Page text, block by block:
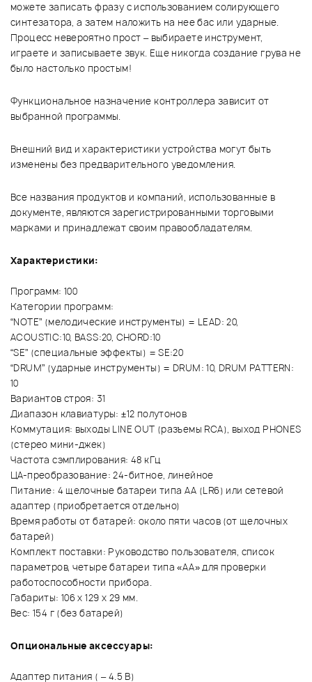
можете записать фразу с использованием солирующего
синтезатора, а затем наложить на нее бас или ударные.
Процесс невероятно прост – выбираете инструмент,
играете и записываете звук. Еще никогда создание грува не
было настолько простым!
Функциональное назначение контроллера зависит от
выбранной программы.
Внешний вид и характеристики устройства могут быть
изменены без предварительного уведомления.
Все названия продуктов и компаний, использованные в
документе, являются зарегистрированными торговыми
марками и принадлежат своим правообладателям.
Характеристики:
Программ: 100
Категории программ:
“NOTE” (мелодические инструменты) = LEAD: 20,
ACOUSTIC:10, BASS:20, CHORD:10
“SE” (специальные эффекты) = SE:20
“DRUM” (ударные инструменты) = DRUM: 10, DRUM PATTERN:
10
Вариантов строя: 31
Диапазон клавиатуры: ±12 полутонов
Коммутация: выходы LINE OUT (разъемы RCA), выход PHONES
(стерео мини-джек)
Частота сэмплирования: 48 кГц
ЦА-преобразование: 24-битное, линейное
Питание: 4 щелочные батареи типа АА (LR6) или сетевой
адаптер (приобретается отдельно)
Время работы от батарей: около пяти часов (от щелочных
батарей)
Комплект поставки: Руководство пользователя, список
параметров, четыре батареи типа «АА» для проверки
работоспособности прибора.
Габариты: 106 х 129 х 29 мм.
Вес: 154 г (без батарей)
Опциональные аксессуары:
Адаптер питания ( – 4.5 В)